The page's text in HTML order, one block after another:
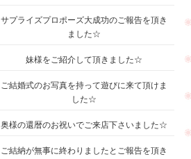
サプライズプロポーズ大成功のご報告を頂き
ました☆
妹様をご紹介して頂きました☆
ご結婚式のお写真を持って遊びに来て頂けま
した☆
奥様の還暦のお祝いでご来店下さいました☆
ご結納が無事に終わりましたとご報告を頂き